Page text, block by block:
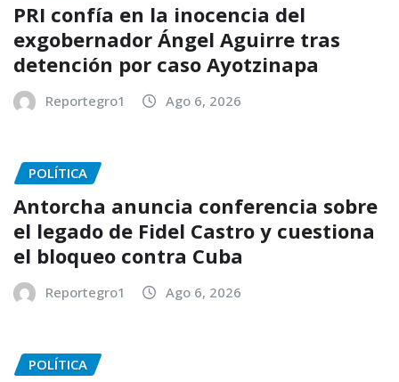
PRI confía en la inocencia del
exgobernador Ángel Aguirre tras
detención por caso Ayotzinapa
Reportegro1 Ago 6, 2026
POLÍTICA
Antorcha anuncia conferencia sobre
el legado de Fidel Castro y cuestiona
el bloqueo contra Cuba
Reportegro1 Ago 6, 2026
POLÍTICA